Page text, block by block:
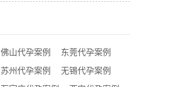
佛山代孕案例
东莞代孕案例
苏州代孕案例
无锡代孕案例